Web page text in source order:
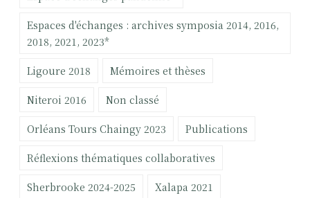
Espaces d'échanges : archives symposia 2014, 2016,
2018, 2021, 2023*
Ligoure 2018 Mémoires et thèses
Niteroi 2016 Non classé
Orléans Tours Chaingy 2023 Publications
Réflexions thématiques collaboratives
Sherbrooke 2024-2025 Xalapa 2021